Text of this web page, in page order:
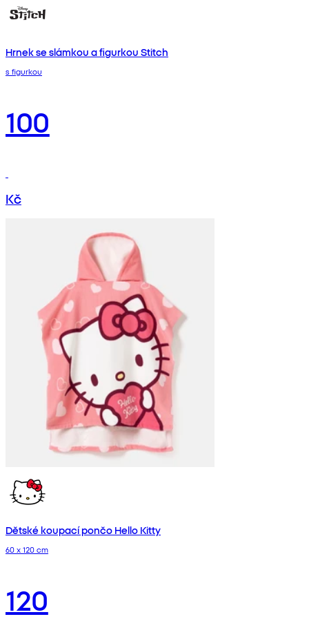
Hrnek se slámkou a figurkou Stitch
s figurkou
100
Kč
Dětské koupací pončo Hello Kitty
60 x 120 cm
120